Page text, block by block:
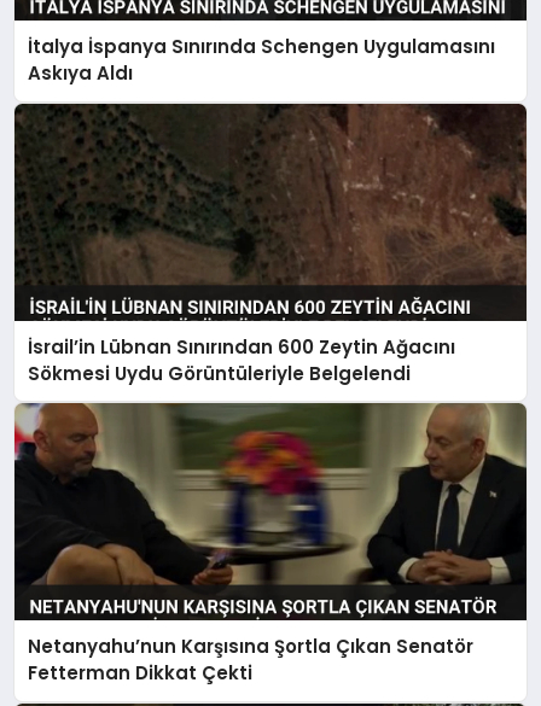
İtalya İspanya Sınırında Schengen Uygulamasını
Askıya Aldı
İsrail’in Lübnan Sınırından 600 Zeytin Ağacını
Sökmesi Uydu Görüntüleriyle Belgelendi
Netanyahu’nun Karşısına Şortla Çıkan Senatör
Fetterman Dikkat Çekti